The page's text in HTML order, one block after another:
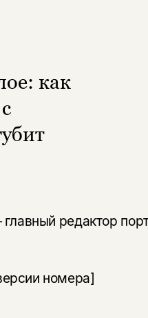
как
редактор
номера]